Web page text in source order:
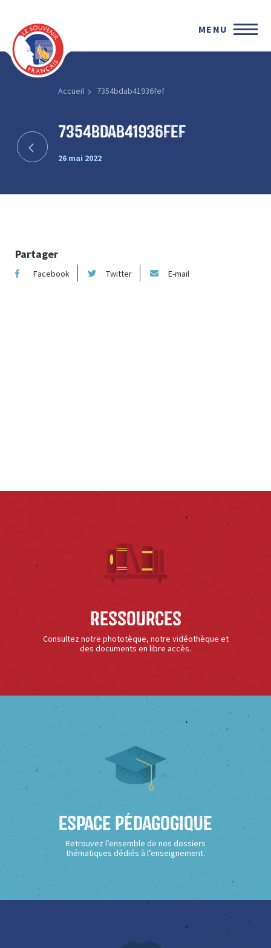
MENU
Accueil 7354bdab41936fef
7354bdab41936fef
26 mai 2022
Partager
Facebook Twitter E-mail
Ressources
Consultez notre phototèque, notre vidéothèque et
des documents en libre accès.
Espace Pédagogique
Retrouvez l’ensemble de nos dossiers
thématiques dédiés à l’enseignement.